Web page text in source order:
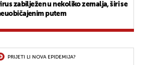
zabilježen u nekoliko zemalja, širi se
putem
PRIJETI LI NOVA EPIDEMIJA?